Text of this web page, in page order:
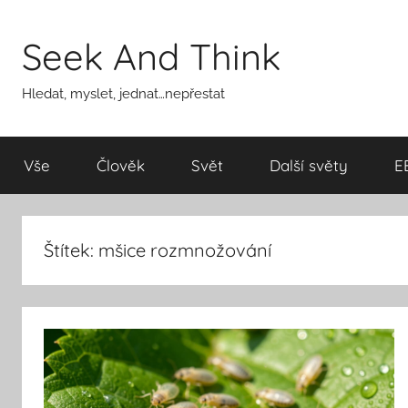
obsahu
Seek And Think
Hledat, myslet, jednat…nepřestat
Vše Člověk Svět Další světy
Štítek: mšice rozmnožování